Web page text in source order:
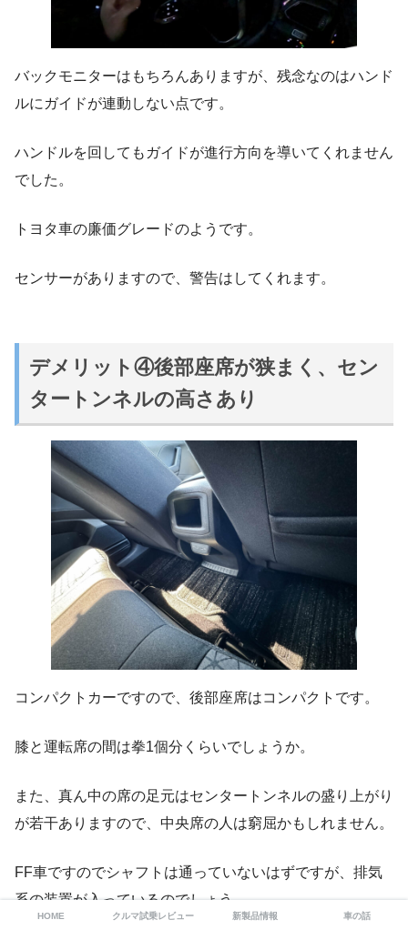
バックモニターはもちろんありますが、残念なのはハンド
ルにガイドが連動しない点です。
ハンドルを回してもガイドが進行方向を導いてくれません
でした。
トヨタ車の廉価グレードのようです。
センサーがありますので、警告はしてくれます。
デメリット④後部座席が狭まく、セン
タートンネルの高さあり
コンパクトカーですので、後部座席はコンパクトです。
膝と運転席の間は拳1個分くらいでしょうか。
また、真ん中の席の足元はセンタートンネルの盛り上がり
が若干ありますので、中央席の人は窮屈かもしれません。
FF車ですのでシャフトは通っていないはずですが、排気
系の装置が入っているのでしょう。
HOME クルマ試乗レビュー 新製品情報 車の話